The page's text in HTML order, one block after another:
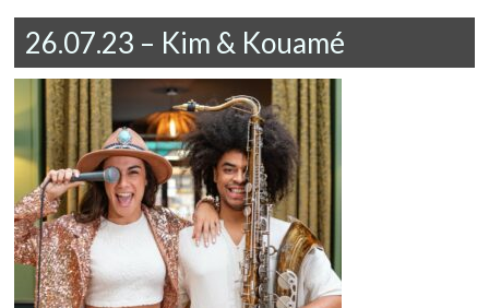
26.07.23 – Kim & Kouamé